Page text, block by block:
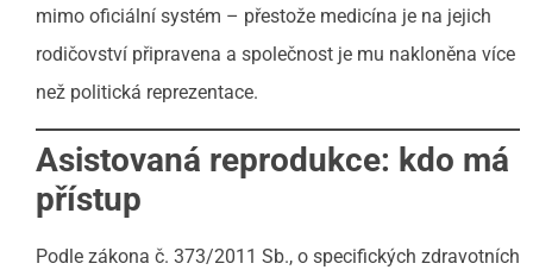
mimo oficiální systém – přestože medicína je na jejich
rodičovství připravena a společnost je mu nakloněna více
než politická reprezentace.
Asistovaná reprodukce: kdo má
přístup
Podle zákona č. 373/2011 Sb., o specifických zdravotních